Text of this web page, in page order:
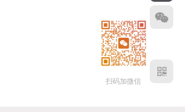
扫码加微信